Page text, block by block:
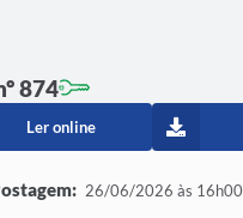
874
Ler online
26/06/2026 às 16h00